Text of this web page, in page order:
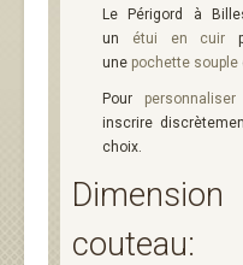
Le Périgord à
un étui en cuir
une pochette souple
Pour personnaliser
inscrire
choix.
couteau: